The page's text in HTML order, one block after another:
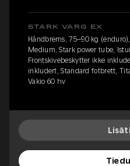
STARK VARG EX
Håndbrems, 75–90 kg
Medium, Stark power tube,
Frontskivebeskytter ikke
inkludert, Standard fotbrett,
Vakio 60 hv